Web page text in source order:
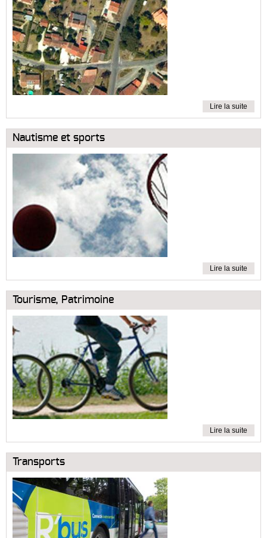
Lire la suite
Nautisme et sports
Lire la suite
Tourisme, Patrimoine
Lire la suite
Transports